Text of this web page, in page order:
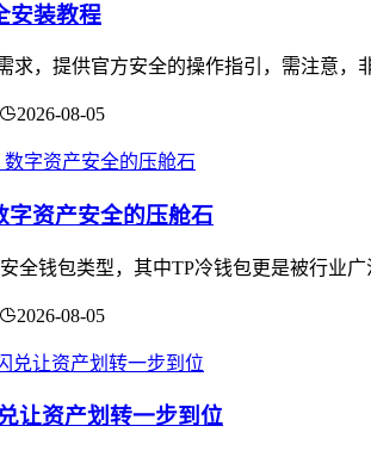
安装教程
求，提供官方安全的操作指引，需注意
2026-08-05
字资产安全的压舱石
全钱包类型，其中TP冷钱包更是被行业
2026-08-05
让资产划转一步到位